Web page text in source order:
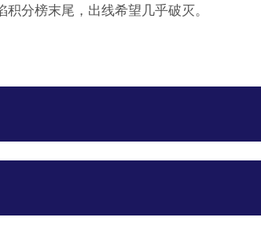
分榜末尾，出线希望几乎破灭。